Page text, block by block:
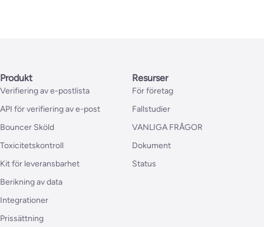
Produkt
Verifiering av e-postlista
API för verifiering av e-post
Bouncer Sköld
Toxicitetskontroll
Kit för leveransbarhet
Berikning av data
Integrationer
Prissättning
Resurser
För företag
Fallstudier
VANLIGA FRÅGOR
Dokument
Status